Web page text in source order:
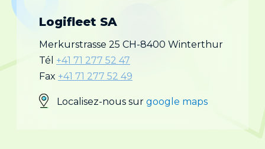
Logifleet SA
Merkurstrasse 25 CH-8400 Winterthur
Tél +41 71 277 52 47
Fax +41 71 277 52 49
Localisez-nous sur google maps